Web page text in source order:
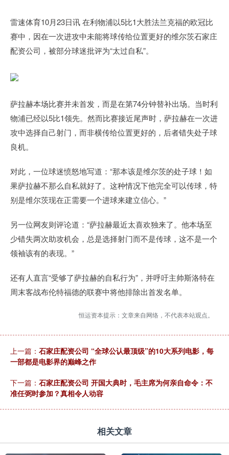
雷速体育10月23日讯 在利物浦以5比1大胜法兰克福的欧冠比
赛中，因在一次进攻中未能将球传给位置更好的维尔茨石家庄
配资公司，被部分球迷批评为“太过自私”。
萨拉赫本场比赛并未首发，而是在第74分钟替补出场。当时利
物浦已经以5比1领先。然而比赛接近尾声时，萨拉赫在一次进
攻中选择自己射门，而非横传给位置更好的，后者错失处子球
良机。
对此，一位球迷愤怒地写道：“那本该是维尔茨的处子球！如
果萨拉赫不那么自私就好了。这种情况下他完全可以传球，特
别是维尔茨现在正需要一个进球来建立信心。”
另一位网友则评论道：“萨拉赫最近太喜欢独来了。他本场至
少错失两次助攻机会，总是选择射门而不是传球，这不是一个
领袖该有的表现。”
还有人直言“受够了萨拉赫的自私行为”，并呼吁主帅斯洛特在
周末客战布伦特福德的联赛中将他排除出首发名单。
恒运资本提示：文章来自网络，不代表本站观点。
上一篇： 石家庄配资公司 “全球公认最顶级”的10大系列电影，每
一部都是电影界的巅峰之作
下一篇： 石家庄配资公司 开国大典时，毛主席为何亲自命令：不
准任弼时参加？真相令人动容
相关文章